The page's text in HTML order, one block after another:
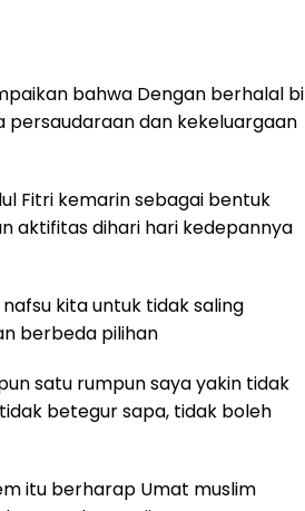
bahwa Dengan berhalal bi
dan kekeluargaan
Fitri kemarin sebagai bentuk
aktifitas dihari hari kedepannya
kita untuk tidak saling
berbeda pilihan
satu rumpun saya yakin tidak
betegur sapa, tidak boleh
itu berharap Umat muslim